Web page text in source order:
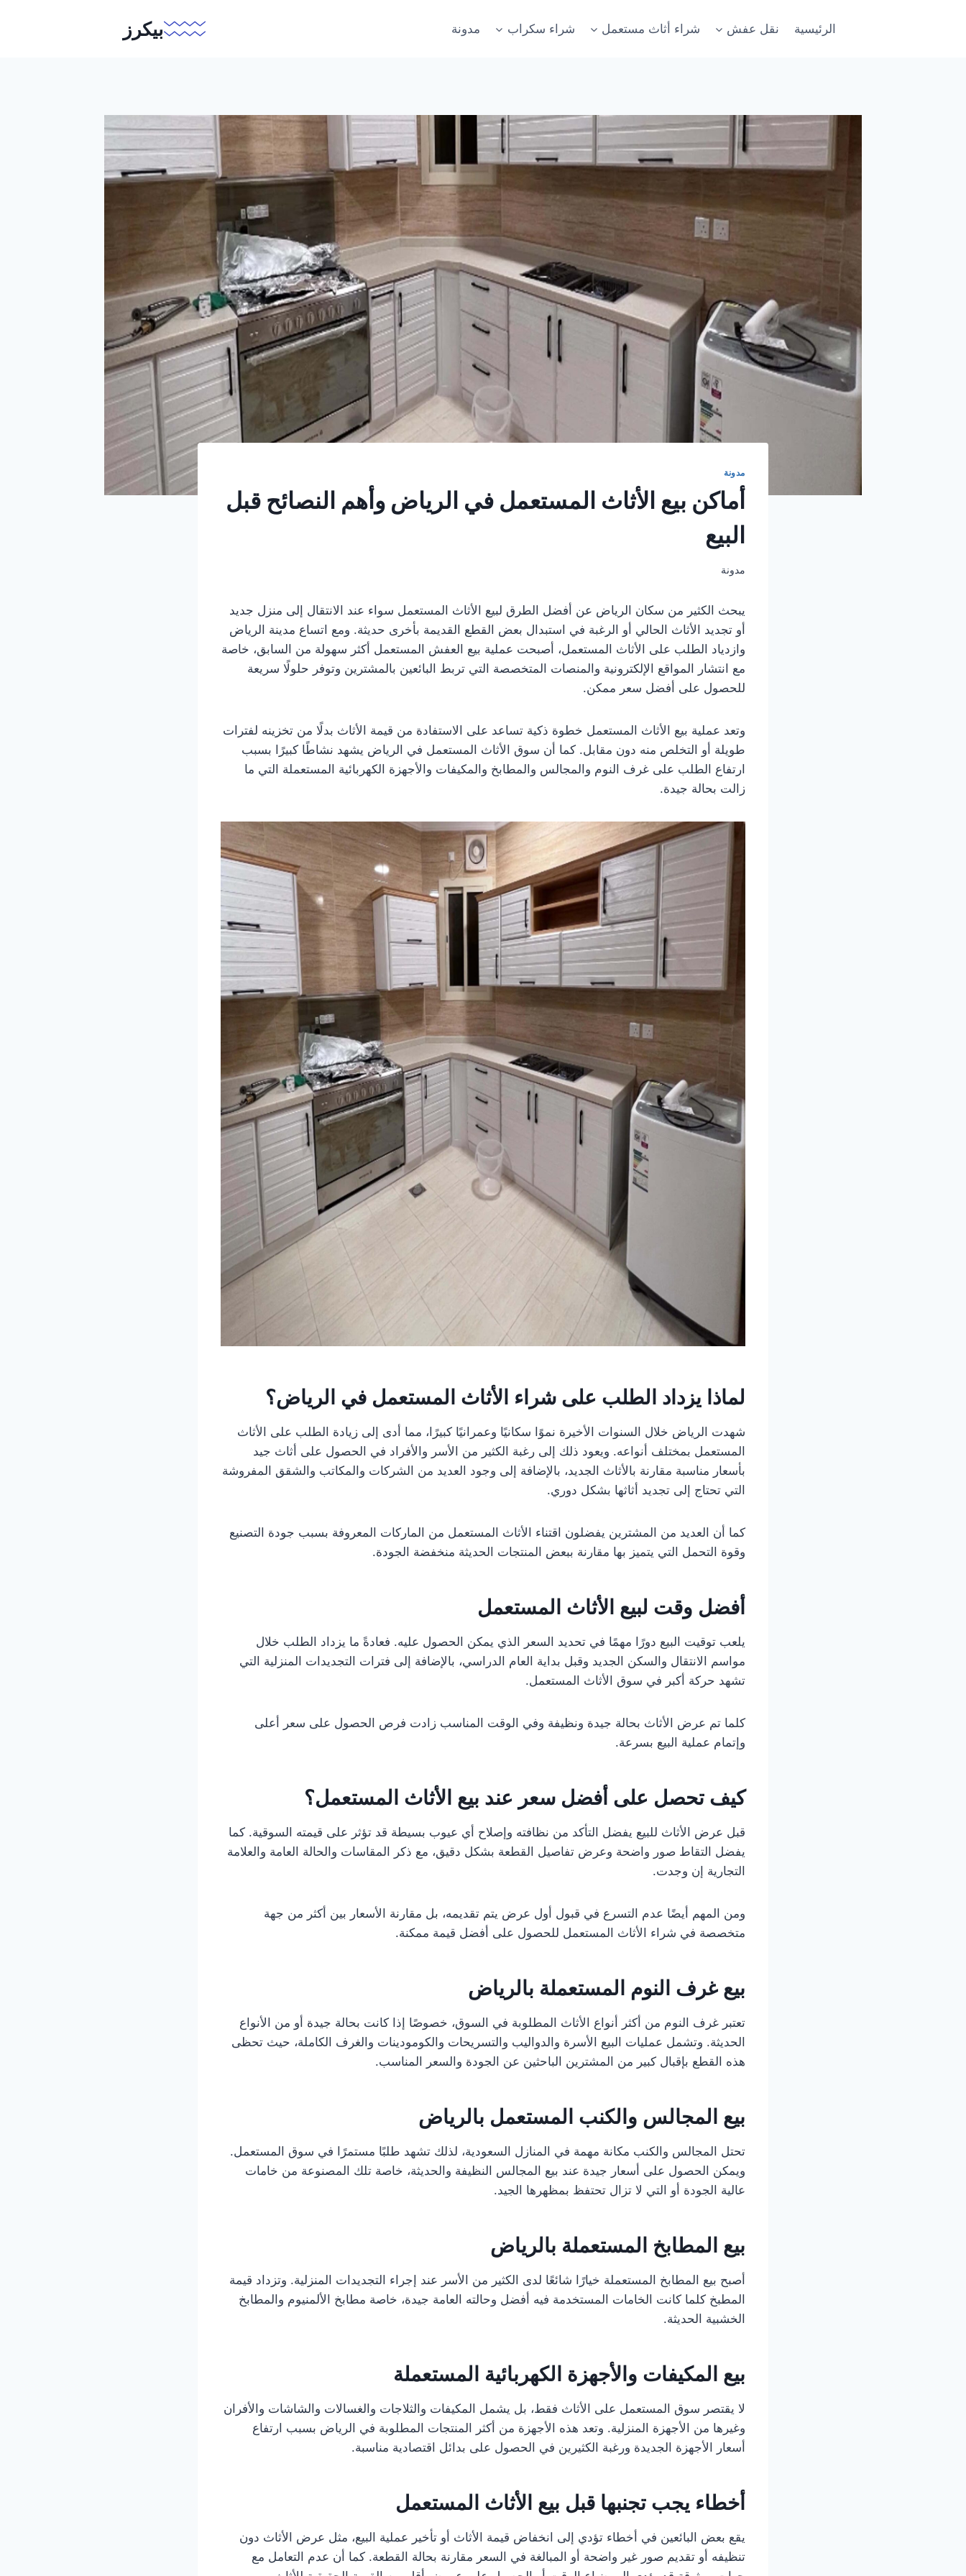
الرئيسية نقل عفش شراء أثاث مستعمل شراء سكراب مدونة بيكرز
مدونة
أماكن بيع الأثاث المستعمل في الرياض وأهم النصائح قبل
البيع
مدونة
يبحث الكثير من سكان الرياض عن أفضل الطرق لبيع الأثاث المستعمل سواء عند الانتقال إلى منزل جديد
أو تجديد الأثاث الحالي أو الرغبة في استبدال بعض القطع القديمة بأخرى حديثة. ومع اتساع مدينة الرياض
وازدياد الطلب على الأثاث المستعمل، أصبحت عملية بيع العفش المستعمل أكثر سهولة من السابق، خاصة
مع انتشار المواقع الإلكترونية والمنصات المتخصصة التي تربط البائعين بالمشترين وتوفر حلولًا سريعة
للحصول على أفضل سعر ممكن.
وتعد عملية بيع الأثاث المستعمل خطوة ذكية تساعد على الاستفادة من قيمة الأثاث بدلًا من تخزينه لفترات
طويلة أو التخلص منه دون مقابل. كما أن سوق الأثاث المستعمل في الرياض يشهد نشاطًا كبيرًا بسبب
ارتفاع الطلب على غرف النوم والمجالس والمطابخ والمكيفات والأجهزة الكهربائية المستعملة التي ما
زالت بحالة جيدة.
لماذا يزداد الطلب على شراء الأثاث المستعمل في الرياض؟
شهدت الرياض خلال السنوات الأخيرة نموًا سكانيًا وعمرانيًا كبيرًا، مما أدى إلى زيادة الطلب على الأثاث
المستعمل بمختلف أنواعه. ويعود ذلك إلى رغبة الكثير من الأسر والأفراد في الحصول على أثاث جيد
بأسعار مناسبة مقارنة بالأثاث الجديد، بالإضافة إلى وجود العديد من الشركات والمكاتب والشقق المفروشة
التي تحتاج إلى تجديد أثاثها بشكل دوري.
كما أن العديد من المشترين يفضلون اقتناء الأثاث المستعمل من الماركات المعروفة بسبب جودة التصنيع
وقوة التحمل التي يتميز بها مقارنة ببعض المنتجات الحديثة منخفضة الجودة.
أفضل وقت لبيع الأثاث المستعمل
يلعب توقيت البيع دورًا مهمًا في تحديد السعر الذي يمكن الحصول عليه. فعادةً ما يزداد الطلب خلال
مواسم الانتقال والسكن الجديد وقبل بداية العام الدراسي، بالإضافة إلى فترات التجديدات المنزلية التي
تشهد حركة أكبر في سوق الأثاث المستعمل.
كلما تم عرض الأثاث بحالة جيدة ونظيفة وفي الوقت المناسب زادت فرص الحصول على سعر أعلى
وإتمام عملية البيع بسرعة.
كيف تحصل على أفضل سعر عند بيع الأثاث المستعمل؟
قبل عرض الأثاث للبيع يفضل التأكد من نظافته وإصلاح أي عيوب بسيطة قد تؤثر على قيمته السوقية. كما
يفضل التقاط صور واضحة وعرض تفاصيل القطعة بشكل دقيق، مع ذكر المقاسات والحالة العامة والعلامة
التجارية إن وجدت.
ومن المهم أيضًا عدم التسرع في قبول أول عرض يتم تقديمه، بل مقارنة الأسعار بين أكثر من جهة
متخصصة في شراء الأثاث المستعمل للحصول على أفضل قيمة ممكنة.
بيع غرف النوم المستعملة بالرياض
تعتبر غرف النوم من أكثر أنواع الأثاث المطلوبة في السوق، خصوصًا إذا كانت بحالة جيدة أو من الأنواع
الحديثة. وتشمل عمليات البيع الأسرة والدواليب والتسريحات والكومودينات والغرف الكاملة، حيث تحظى
هذه القطع بإقبال كبير من المشترين الباحثين عن الجودة والسعر المناسب.
بيع المجالس والكنب المستعمل بالرياض
تحتل المجالس والكنب مكانة مهمة في المنازل السعودية، لذلك تشهد طلبًا مستمرًا في سوق المستعمل.
ويمكن الحصول على أسعار جيدة عند بيع المجالس النظيفة والحديثة، خاصة تلك المصنوعة من خامات
عالية الجودة أو التي لا تزال تحتفظ بمظهرها الجيد.
بيع المطابخ المستعملة بالرياض
أصبح بيع المطابخ المستعملة خيارًا شائعًا لدى الكثير من الأسر عند إجراء التجديدات المنزلية. وتزداد قيمة
المطبخ كلما كانت الخامات المستخدمة فيه أفضل وحالته العامة جيدة، خاصة مطابخ الألمنيوم والمطابخ
الخشبية الحديثة.
بيع المكيفات والأجهزة الكهربائية المستعملة
لا يقتصر سوق المستعمل على الأثاث فقط، بل يشمل المكيفات والثلاجات والغسالات والشاشات والأفران
وغيرها من الأجهزة المنزلية. وتعد هذه الأجهزة من أكثر المنتجات المطلوبة في الرياض بسبب ارتفاع
أسعار الأجهزة الجديدة ورغبة الكثيرين في الحصول على بدائل اقتصادية مناسبة.
أخطاء يجب تجنبها قبل بيع الأثاث المستعمل
يقع بعض البائعين في أخطاء تؤدي إلى انخفاض قيمة الأثاث أو تأخير عملية البيع، مثل عرض الأثاث دون
تنظيفه أو تقديم صور غير واضحة أو المبالغة في السعر مقارنة بحالة القطعة. كما أن عدم التعامل مع